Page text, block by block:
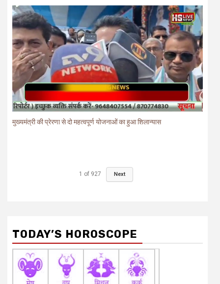
मुख्यमंत्री की प्रेरणा से दो महत्वपूर्ण योजनाओं का हुआ शिलान्यास
1 of 927 Next
TODAY’S HOROSCOPE